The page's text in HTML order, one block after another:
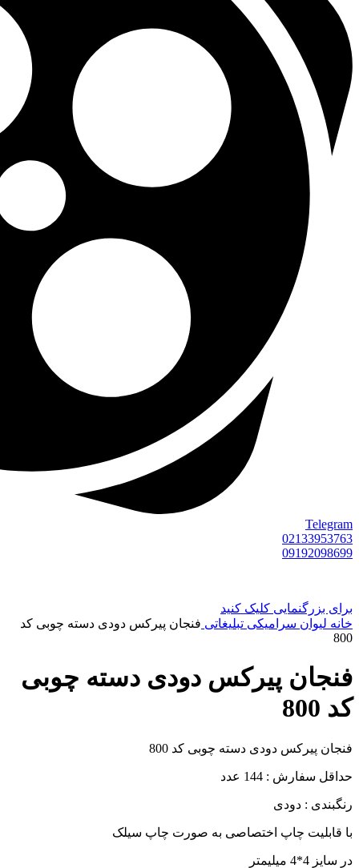
Telegram
02133953763
09192098699
برای بزرگنمایی کلیک کنید
خانه لیوان سرامیکی تبلیغاتی فنجان پیرکس دودی دسته چوبی کد
800
فنجان پیرکس دودی دسته چوبی
کد 800
فنجان پیرکس دودی دسته چوبی کد 800
حداقل سفارش : 144 عدد
رنگبندی : دودی
با قابلیت چاپ اختصاصی به صورت چاپ سیلک
در سایز 4*4 میلیمتر